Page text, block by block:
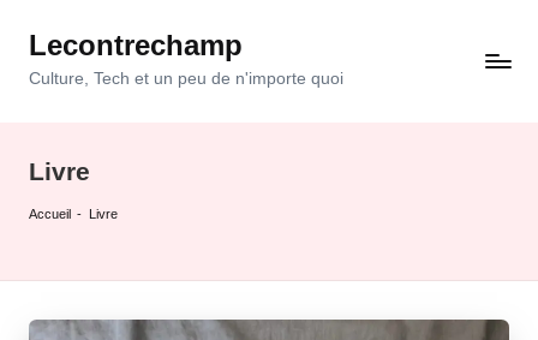
SkipLecontrechamp
Culture, Tech et un peu de n'importe quoi
Livre
Accueil - Livre